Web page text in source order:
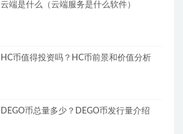
云端是什么（云端服务是什么软件）
HC币值得投资吗？HC币前景和价值分析
DEGO币总量多少？DEGO币发行量介绍